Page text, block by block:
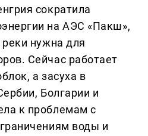
сократила
на АЭС «Пакш»,
реки нужна для
Сейчас работает
а засуха в
Болгарии и
к проблемам с
воды и